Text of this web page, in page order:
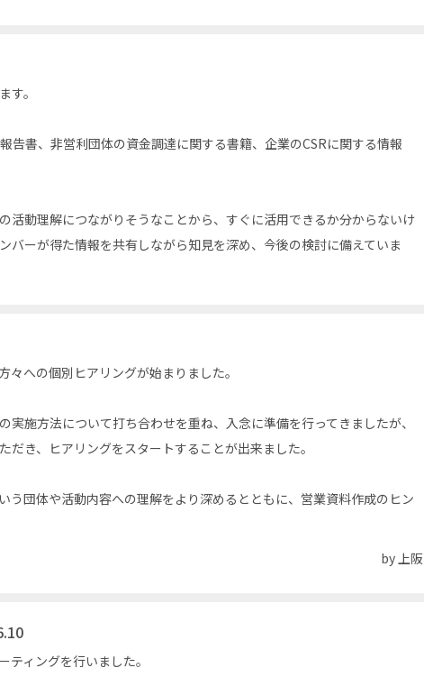
す。
告書、非営利団体の資金調達に関する書籍、企業のCSRに関する情報
活動理解につながりそうなことから、すぐに活用できるか分からないけ
バーが得た情報を共有しながら知見を深め、今後の検討に備えていま
への個別ヒアリングが始まりました。
実施方法について打ち合わせを重ね、入念に準備を行ってきましたが、
き、ヒアリングをスタートすることが出来ました。
う団体や活動内容への理解をより深めるとともに、営業資料作成のヒン
by 上阪
ィングを行いました。